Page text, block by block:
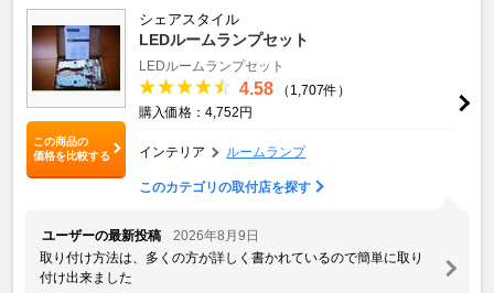
この商品の
価格を比較する
シェアスタイル
LEDルームランプセット
LEDルームランプセット
4.58
（1,707件）
購入価格：4,752円
インテリア ルームランプ
このカテゴリの取付店を探す
ユーザーの最新投稿
2026年8月9日
取り付け方法は、多くの方が詳しく書かれているので簡単に取り
付け出来ました